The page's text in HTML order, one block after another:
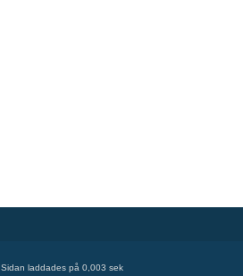
Sidan laddades på 0,003 sek